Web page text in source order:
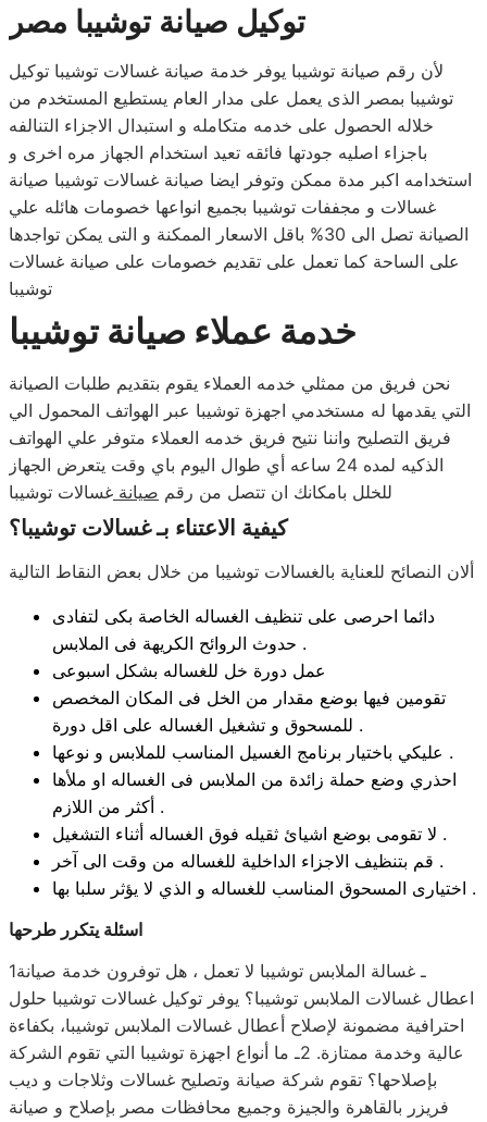
توكيل صيانة توشيبا مصر
لأن رقم صيانة توشيبا يوفر خدمة صيانة غسالات توشيبا توكيل
توشيبا بمصر الذى يعمل على مدار العام يستطيع المستخدم من
خلاله الحصول على خدمه متكامله و استبدال الاجزاء التنالفه
باجزاء اصليه جودتها فائقه تعيد استخدام الجهاز مره اخرى و
استخدامه اكبر مدة ممكن وتوفر ايضا صيانة غسالات توشيبا صيانة
غسالات و مجففات توشيبا بجميع انواعها خصومات هائله علي
الصيانة تصل الى 30% باقل الاسعار الممكنة و التى يمكن تواجدها
على الساحة كما تعمل على تقديم خصومات على صيانة غسالات
توشيبا
خدمة عملاء صيانةتوشيبا
نحن فريق من ممثلي خدمه العملاء يقوم بتقديم طلبات الصيانة
التي يقدمها له مستخدمي اجهزة توشيبا عبر الهواتف المحمول الي
فريق التصليح واننا نتيح فريق خدمه العملاء متوفر علي الهواتف
الذكيه لمده 24 ساعه أي طوال اليوم باي وقت يتعرض الجهاز
للخلل بامكانك ان تتصل من رقم صيانة غسالات توشيبا
كيفية الاعتناء بـ غسالات توشيبا؟
ألان النصائح للعناية بالغسالات توشيبا من خلال بعض النقاط التالية
دائما احرصى على تنظيف الغساله الخاصة بكى لتفادى
حدوث الروائح الكريهة فى الملابس .
عمل دورة خل للغساله بشكل اسبوعى
تقومين فيها بوضع مقدار من الخل فى المكان المخصص
للمسحوق و تشغيل الغساله على اقل دورة .
عليكي باختيار برنامج الغسيل المناسب للملابس و نوعها .
احذري وضع حملة زائدة من الملابس فى الغساله او ملأها
أكثر من اللازم .
لا تقومى بوضع اشيائ ثقيله فوق الغساله أثناء التشغيل .
قم بتنظيف الاجزاء الداخلية للغساله من وقت الى آخر .
اختيارى المسحوق المناسب للغساله و الذي لا يؤثر سلبا بها .
اسئلة يتكرر طرحها
1ـ غسالة الملابس توشيبا لا تعمل ، هل توفرون خدمة صيانة
اعطال غسالات الملابس توشيبا؟ يوفر توكيل غسالات توشيبا حلول
احترافية مضمونة لإصلاح أعطال غسالات الملابس توشيبا، بكفاءة
عالية وخدمة ممتازة. 2ـ ما أنواع اجهزة توشيبا التي تقوم الشركة
بإصلاحها؟ تقوم شركة صيانة وتصليح غسالات وثلاجات و ديب
فريزر بالقاهرة والجيزة وجميع محافظات مصر بإصلاح و صيانة